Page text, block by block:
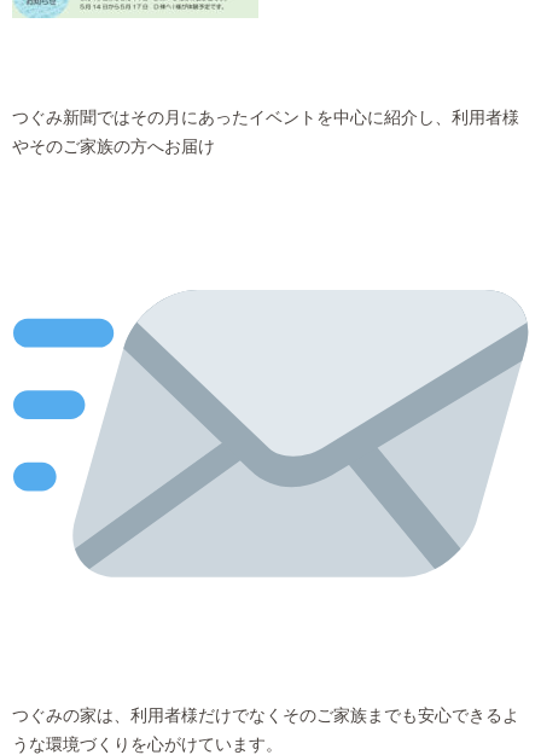
つぐみ新聞ではその月にあったイベントを中心に紹介し、利用者様
やそのご家族の方へお届け
つぐみの家は、利用者様だけでなくそのご家族までも安心できるよ
うな環境づくりを心がけています。